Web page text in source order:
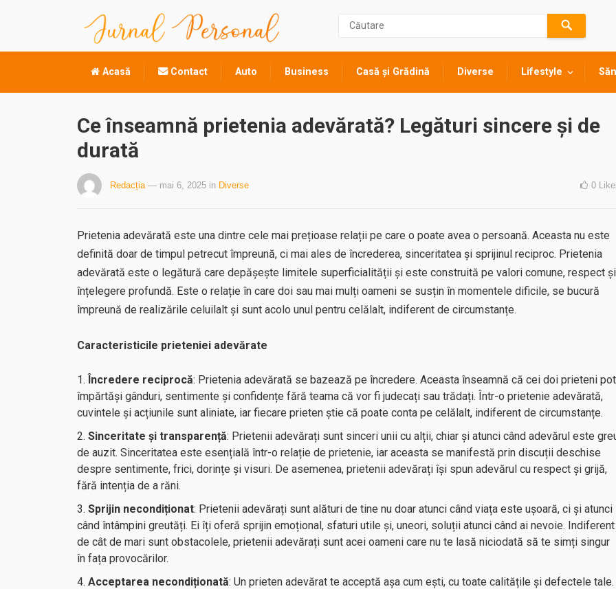
Acasă Contact Auto Business Casă și Grădină Diverse Lifestyle
Ce înseamnă prietenia adevărată? Legături sincere și de
durată
Redacția — mai 6, 2025 in Diverse 0
Prietenia adevărată este una dintre cele mai prețioase relații pe care o poate avea o persoană. Aceasta nu este
definită doar de timpul petrecut împreună, ci mai ales de încrederea, sinceritatea și sprijinul reciproc. Prietenia
adevărată este o legătură care depășește limitele superficialității și este construită pe valori comune, respect și
înțelegere profundă. Este o relație în care doi sau mai mulți oameni se susțin în momentele dificile, se bucură
împreună de realizările celuilalt și sunt acolo unul pentru celălalt, indiferent de circumstanțe.
Caracteristicile prieteniei adevărate
Încredere reciprocă: Prietenia adevărată se bazează pe încredere. Aceasta înseamnă că cei doi prieteni pot
împărtăși gânduri, sentimente și confidențe fără teama că vor fi judecați sau trădați. Într-o prietenie adevărată,
cuvintele și acțiunile sunt aliniate, iar fiecare prieten știe că poate conta pe celălalt, indiferent de circumstanțe.
Sinceritate și transparență: Prietenii adevărați sunt sinceri unii cu alții, chiar și atunci când adevărul este
de auzit. Sinceritatea este esențială într-o relație de prietenie, iar aceasta se manifestă prin discuții deschise
despre sentimente, frici, dorințe și visuri. De asemenea, prietenii adevărați își spun adevărul cu respect și grijă,
fără intenția de a răni.
Sprijin necondiționat: Prietenii adevărați sunt alături de tine nu doar atunci când viața este ușoară, ci și atunci
când întâmpini greutăți. Ei îți oferă sprijin emoțional, sfaturi utile și, uneori, soluții atunci când ai nevoie. Indiferent
de cât de mari sunt obstacolele, prietenii adevărați sunt acei oameni care nu te lasă niciodată să te simți singur
în fața provocărilor.
Acceptarea necondiționată: Un prieten adevărat te acceptă așa cum ești, cu toate calitățile și defectele tale.